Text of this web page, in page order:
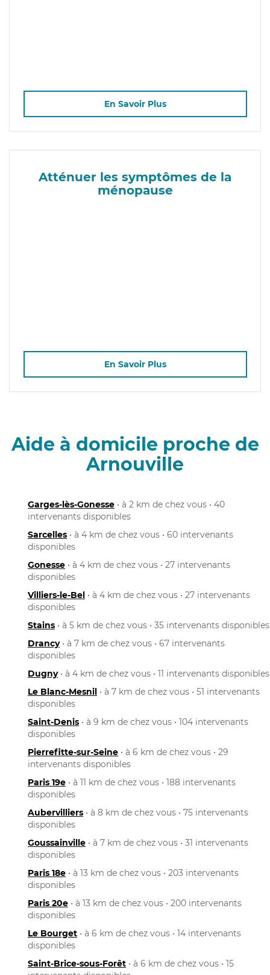
En Savoir Plus
Atténuer les symptômes de la
ménopause
En Savoir Plus
Aide à domicile proche de
Arnouville
Garges-lès-Gonesse • à 2 km de chez vous • 40
intervenants disponibles
Sarcelles • à 4 km de chez vous • 60 intervenants
disponibles
Gonesse • à 4 km de chez vous • 27 intervenants
disponibles
Villiers-le-Bel • à 4 km de chez vous • 27 intervenants
disponibles
Stains • à 5 km de chez vous • 35 intervenants disponibles
Drancy• à 7 km de chez vous • 67 intervenants
disponibles
Dugny• à 4 km de chez vous • 11 intervenants disponibles
Le Blanc-Mesnil • à 7 km de chez vous • 51 intervenants
disponibles
Saint-Denis • à 9 km de chez vous • 104 intervenants
disponibles
Pierrefitte-sur-Seine • à 6 km de chez vous • 29
intervenants disponibles
Paris 19e • à 11 km de chez vous • 188 intervenants
disponibles
Aubervilliers • à 8 km de chez vous • 75 intervenants
disponibles
Goussainville • à 7 km de chez vous • 31 intervenants
disponibles
Paris 18e • à 13 km de chez vous • 203 intervenants
disponibles
Paris 20e • à 13 km de chez vous • 200 intervenants
disponibles
Le Bourget • à 6 km de chez vous • 14 intervenants
disponibles
Saint-Brice-sous-Forêt • à 6 km de chez vous • 15